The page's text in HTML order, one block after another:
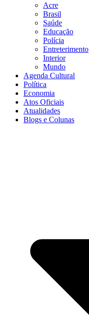
Acre
Brasil
Saúde
Educação
Polícia
Entreterimento
Interior
Mundo
Agenda Cultural
Política
Economia
Atos Oficiais
Atualidades
Blogs e Colunas